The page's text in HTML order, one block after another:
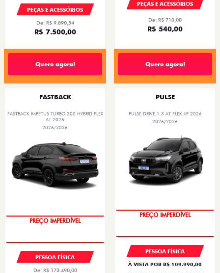
PEÇAS E ACESSÓRIOS
De: R$ 9.890,54
R$ 7.500,00
Quero agora!
PEÇAS E ACESSÓRIOS
De: R$ 710,00
R$ 540,00
Quero agora!
FASTBACK
FASTBACK IMPETUS TURBO 200 HYBRID FLEX
AT 2026
2026/2026
PREÇO IMPERDÍVEL
PESSOA FÍSICA
De: R$ 173.490,00
PULSE
PULSE DRIVE 1.3 AT FLEX 4P 2026
2026/2026
PREÇO IMPERDÍVEL
PESSOA FÍSICA
À VISTA POR R$ 109.990,00